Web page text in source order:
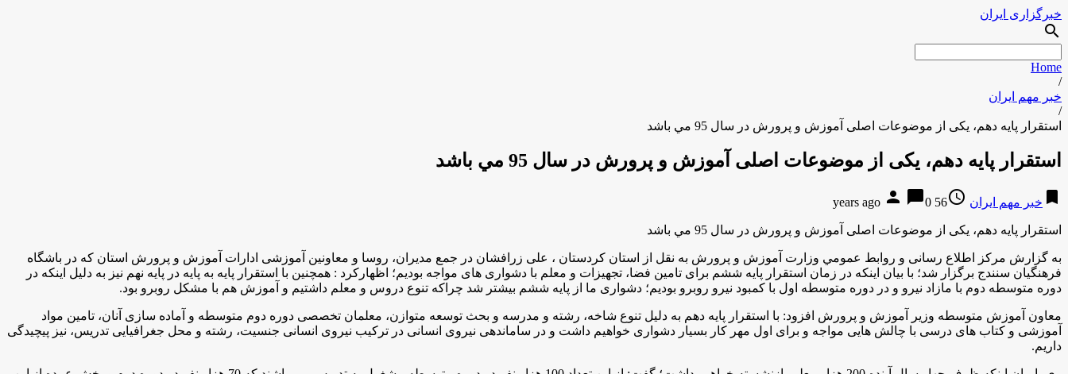
خبرگزاری ایران
search
Home
/
خبر مهم ایران
/
استقرار پایه دهم، یکی از موضوعات اصلی آموزش و پرورش در سال 95 مي باشد
استقرار پایه دهم، یکی از موضوعات اصلی آموزش و پرورش در سال 95 مي باشد
bookmark خبر مهم ایران access_time
56 years ago
person chat_bubble0
استقرار پایه دهم، یکی از موضوعات اصلی آموزش و پرورش در سال 95 مي باشد
به گزارش مركز اطلاع رسانی و روابط عمومي وزارت آموزش و پرورش به نقل از استان کردستان ، علی زرافشان در جمع مدیران، روسا و معاونین آموزشی ادارات آموزش و پرورش استان که در باشگاه
فرهنگیان سنندج برگزار شد؛ با بیان اینکه در زمان استقرار پایه ششم برای تامین فضا، تجهیزات و معلم با دشواری های مواجه بودیم؛ اظهاركرد : همچنین با استقرار پایه به پایه در پایه نهم نیز به دلیل اینکه در
دوره متوسطه دوم با مازاد نیرو و در دوره متوسطه اول با کمبود نیرو روبرو بودیم؛ دشواری ما از پایه ششم بیشتر شد چراکه تنوع دروس و معلم داشتیم و آموزش هم با مشکل روبرو بود.
معاون آموزش متوسطه وزير آموزش و پرورش افزود: با استقرار پایه دهم به دلیل تنوع شاخه، رشته و مدرسه و بحث توسعه متوازن، معلمان تخصصی دوره دوم متوسطه و آماده سازی آنان، تامین مواد
آموزشی و کتاب های درسی با چالش هایی مواجه و برای اول مهر کار بسیار دشواری خواهیم داشت و در ساماندهی نیروی انسانی در ترکیب نیروی انسانی جنسیت، رشته و محل جغرافیایی تدریس، نیز پیچیدگی
داریم.